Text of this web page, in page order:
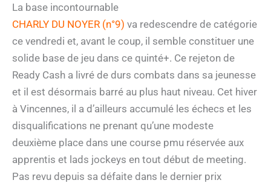
La base incontournable
CHARLY DU NOYER (n°9) va redescendre de catégorie
ce vendredi et, avant le coup, il semble constituer une
solide base de jeu dans ce quinté+. Ce rejeton de
Ready Cash a livré de durs combats dans sa jeunesse
et il est désormais barré au plus haut niveau. Cet hiver
à Vincennes, il a d’ailleurs accumulé les échecs et les
disqualifications ne prenant qu’une modeste
deuxième place dans une course pmu réservée aux
apprentis et lads jockeys en tout début de meeting.
Pas revu depuis sa défaite dans le dernier prix